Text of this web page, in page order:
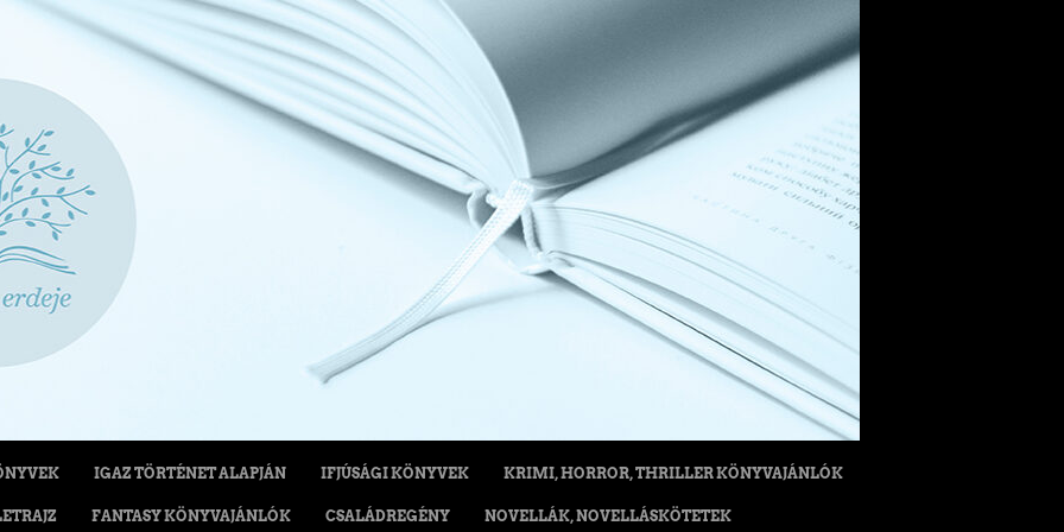
IGAZ TÖRTÉNET ALAPJÁN IFJÚSÁGI KÖNYVEK KRIMI, HORROR, THRILLER KÖNYVAJÁNLÓK
FANTASY KÖNYVAJÁNLÓK CSALÁDREGÉNY NOVELLÁK, NOVELLÁSKÖTETEK